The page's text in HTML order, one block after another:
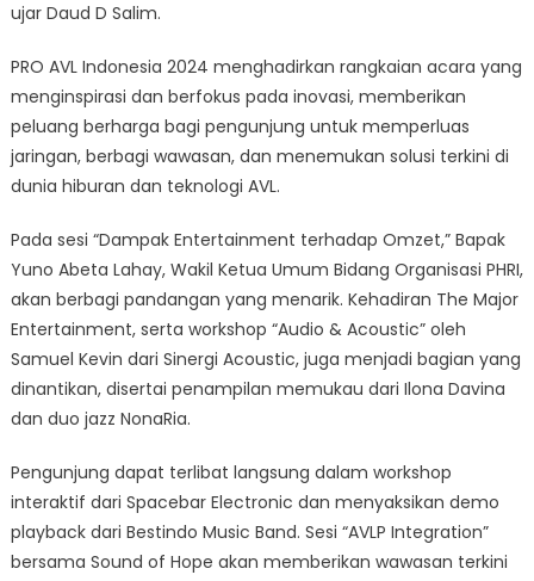
ujar Daud D Salim.
PRO AVL Indonesia 2024 menghadirkan rangkaian acara yang
menginspirasi dan berfokus pada inovasi, memberikan
peluang berharga bagi pengunjung untuk memperluas
jaringan, berbagi wawasan, dan menemukan solusi terkini di
dunia hiburan dan teknologi AVL.
Pada sesi “Dampak Entertainment terhadap Omzet,” Bapak
Yuno Abeta Lahay, Wakil Ketua Umum Bidang Organisasi PHRI,
akan berbagi pandangan yang menarik. Kehadiran The Major
Entertainment, serta workshop “Audio & Acoustic” oleh
Samuel Kevin dari Sinergi Acoustic, juga menjadi bagian yang
dinantikan, disertai penampilan memukau dari Ilona Davina
dan duo jazz NonaRia.
Pengunjung dapat terlibat langsung dalam workshop
interaktif dari Spacebar Electronic dan menyaksikan demo
playback dari Bestindo Music Band. Sesi “AVLP Integration”
bersama Sound of Hope akan memberikan wawasan terkini